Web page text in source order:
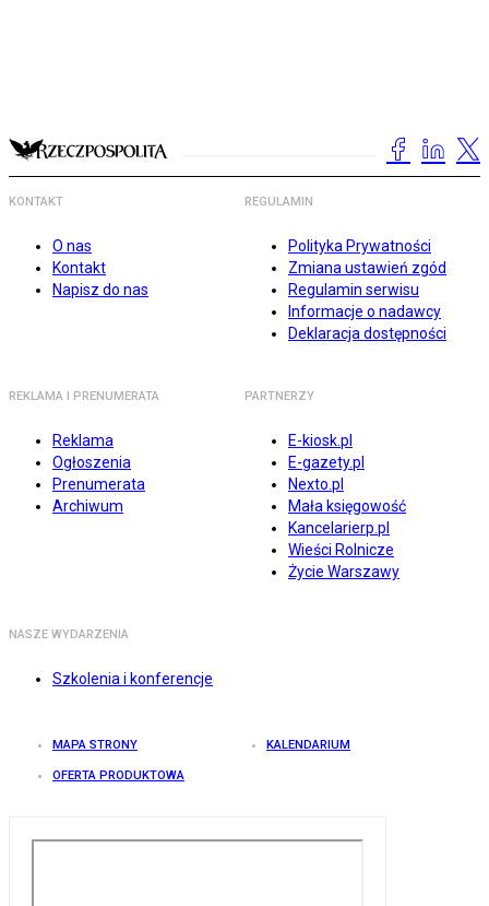
KONTAKT
O nas
Kontakt
Napisz do nas
REGULAMIN
Polityka Prywatności
Zmiana ustawień zgód
Regulamin serwisu
Informacje o nadawcy
Deklaracja dostępności
REKLAMA I PRENUMERATA
Reklama
Ogłoszenia
Prenumerata
Archiwum
PARTNERZY
E-kiosk.pl
E-gazety.pl
Nexto.pl
Mała księgowość
Kancelarierp.pl
Wieści Rolnicze
Życie Warszawy
NASZE WYDARZENIA
Szkolenia i konferencje
MAPA STRONY KALENDARIUM
OFERTA PRODUKTOWA